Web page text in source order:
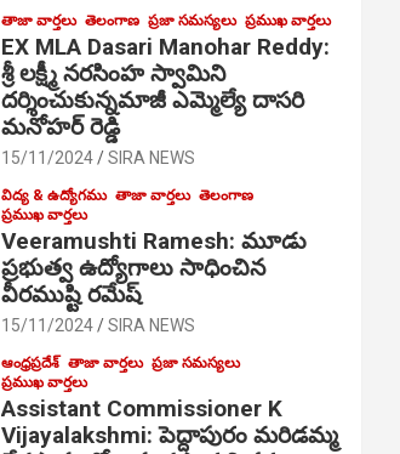
తాజా వార్తలు తెలంగాణ ప్రజా సమస్యలు ప్రముఖ వార్తలు
EX MLA Dasari Manohar Reddy:
శ్రీ లక్ష్మీ నరసింహ స్వామిని
దర్శించుకున్నమాజీ ఎమ్మెల్యే దాసరి
మనోహర్ రెడ్డి
15/11/2024 SIRA NEWS
విద్య & ఉద్యోగము తాజా వార్తలు తెలంగాణ
ప్రముఖ వార్తలు
Veeramushti Ramesh: మూడు
ప్రభుత్వ ఉద్యోగాలు సాధించిన
వీరముష్టి రమేష్
15/11/2024 SIRA NEWS
ఆంధ్రప్రదేశ్ తాజా వార్తలు ప్రజా సమస్యలు
ప్రముఖ వార్తలు
Assistant Commissioner K
Vijayalakshmi: పెద్దాపురం మరిడమ్మ